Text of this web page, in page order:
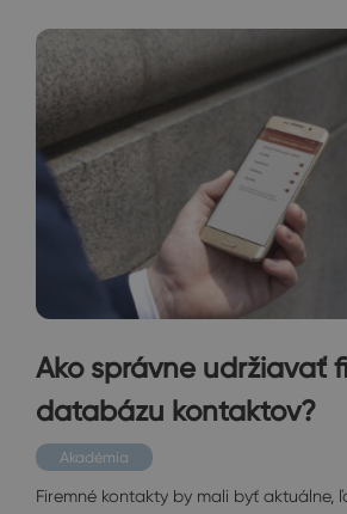
Ako správne udržiavať
databázu kontaktov?
Akadémia
Firemné kontakty by mali byť aktuálne,